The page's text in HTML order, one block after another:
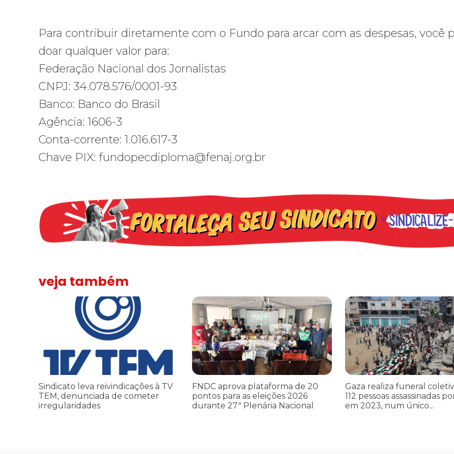
Para contribuir diretamente com o Fundo para arcar com as despesas, você
doar qualquer valor para:
Federação Nacional dos Jornalistas
CNPJ: 34.078.576/0001-93
Banco: Banco do Brasil
Agência: 1606-3
Conta-corrente: 1.016.617-3
Chave PIX: fundopecdiploma@fenaj.org.br
veja também
Sindicato leva reivindicações à TV TEM, denunciada de cometer irregularidades
Sindicato leva reivindicações à TV
TEM, denunciada de cometer
irregularidades
FNDC aprova plataforma de 20 pontos para as eleições 2026 durante 27ª
FNDC aprova plataforma de 20
pontos para as eleições 2026
durante 27ª Plenária Nacional
Gaza realiza funeral coletivo de
Gaza realiza funeral
112 pessoas assassinadas
em 2023, num único...